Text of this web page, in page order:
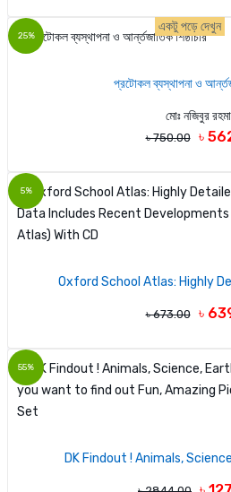
25%
একটু পড়ে দেখুন
প্রটোকল ব্যস্থাপনা ও
মোঃ নজিবুর
৳ 750.00 ৳
5%
Oxford School Atlas: Highly
৳ 673.00 ৳
55%
DK Findout ! Animals,